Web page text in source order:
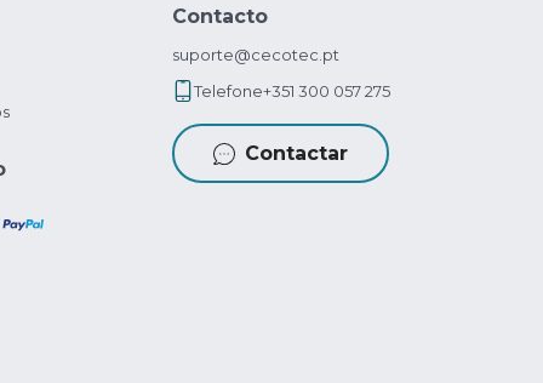
Contacto
suporte@cecotec.pt
Telefone+351 300 057 275
Contactar